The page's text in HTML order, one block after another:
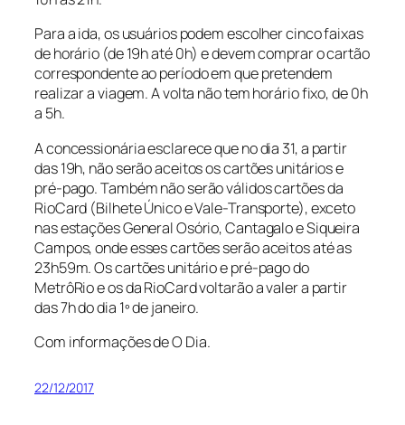
Para a ida, os usuários podem escolher cinco faixas
de horário (de 19h até 0h) e devem comprar o cartão
correspondente ao período em que pretendem
realizar a viagem. A volta não tem horário fixo, de 0h
a 5h.
A concessionária esclarece que no dia 31, a partir
das 19h, não serão aceitos os cartões unitários e
pré-pago. Também não serão válidos cartões da
RioCard (Bilhete Único e Vale-Transporte), exceto
nas estações General Osório, Cantagalo e Siqueira
Campos, onde esses cartões serão aceitos até as
23h59m. Os cartões unitário e pré-pago do
MetrôRio e os da RioCard voltarão a valer a partir
das 7h do dia 1º de janeiro.
Com informações de O Dia.
22/12/2017